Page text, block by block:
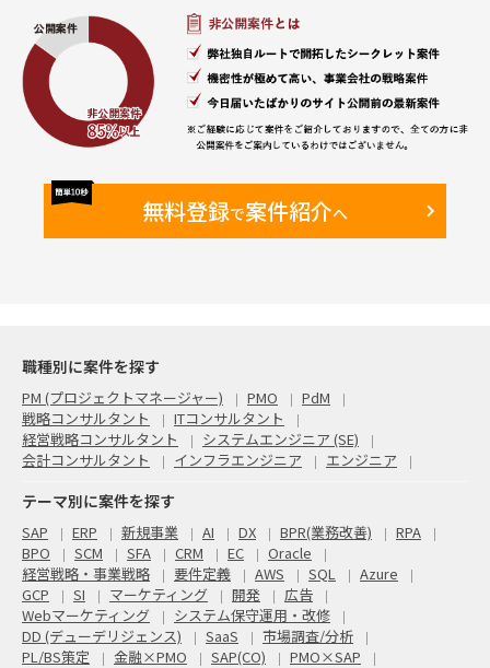
• 指示待ちではなく主体的に動ける方
• 複数案件を同時並行で管理できる方
• 課題を整理して関係者を巻き込める方
• 業務とシステム双方の観点で提案できる方
• ベンダー任せにせず推進できる方
無料登録で案件紹介へ
職種別に案件を探す
PM (プロジェクトマネージャー) PMO
PdM
戦略コンサルタント
ITコンサルタント
経営戦略コンサルタント
システムエンジニア (SE)
会計コンサルタント
インフラエンジニア エンジニア
テーマ別に案件を探す
SAP ERP 新規事業 AI DX BPR(業務改善)
RPA
BPO
SCM SFA CRM EC
Oracle
経営戦略・事業戦略
要件定義 AWS SQL
Azure
GCP
SI マーケティング 開発
広告
Webマーケティング
システム保守運用・改修
DD (デューデリジェンス)
SaaS
市場調査/分析
PL/BS策定
金融×PMO SAP(CO) PMO×SAP